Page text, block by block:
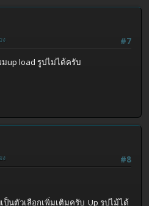
#7
ง
up load รูปไม่ได้ครับ
#8
ง
ป็นตัวเลือกเพิ่มเติมครับ Up รูปไม้ได้